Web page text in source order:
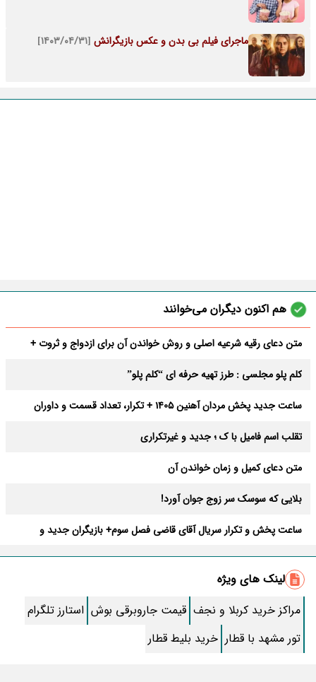
ماجرای فیلم بی بدن و عکس بازیگرانش [۱۴۰۳/۰۴/۳۱]
هم اکنون دیگران می‌خوانند
متن دعای رقیه شرعیه اصلی و روش خواندن آن برای ازدواج و ثروت +
کلم پلو مجلسی : طرز تهیه حرفه ای “کلم پلو”
ساعت جدید پخش مردان آهنین 1405 + تکرار، تعداد قسمت و داوران
تقلب اسم فامیل با ک ؛ جدید و غیرتکراری
متن دعای کمیل و زمان خواندن آن
بلایی که سوسک سر زوج جوان آورد!
ساعت پخش و تکرار سریال آقای قاضی فصل سوم+ بازیگران جدید و
طرز تهیه سالاد ماکارونی خانگی خوشمزه و لذیذ + آموزش تصویری
طرز تهیه پاستا با سس آلفردو و مرغ فوری + آموزش تصویری پنه
جواب کامل اسم فامیل با “س”
ماه قرمز نشانه آخر دنیا در آسمان ظاهر شد !
لینک های ویژه
مراکز خرید کربلا و نجف قیمت جاروبرقی بوش استارز تلگرام
تور مشهد با قطار خرید بلیط قطار